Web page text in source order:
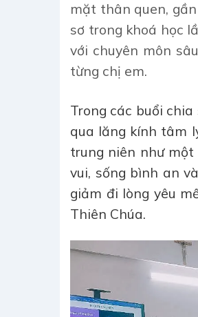
mặt thân quen,
sơ trong khoá học
với chuyên môn
từng chị em.
Trong các buổi
qua lăng kính tâm
trung niên như
vui, sống bình an
giảm đi lòng yêu
Thiên Chúa.